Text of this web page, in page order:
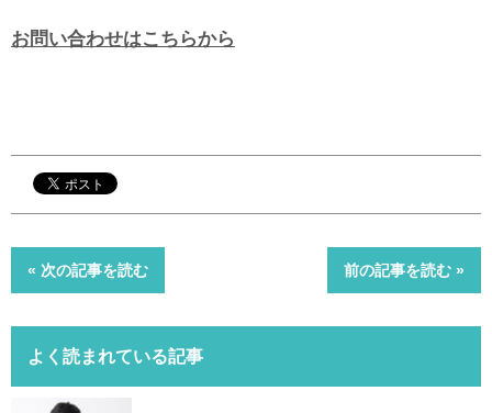
お問い合わせはこちらから
« 次の記事を読む 前の記事を読む »
よく読まれている記事